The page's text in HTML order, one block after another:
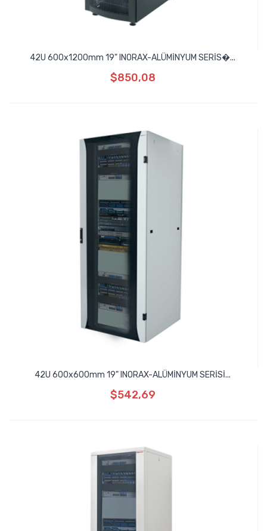
42U 600x1200mm 19" INORAX-ALÜMİNYUM SERİS�...
$850,08
42U 600x600mm 19" INORAX-ALÜMİNYUM SERİSİ...
$542,69